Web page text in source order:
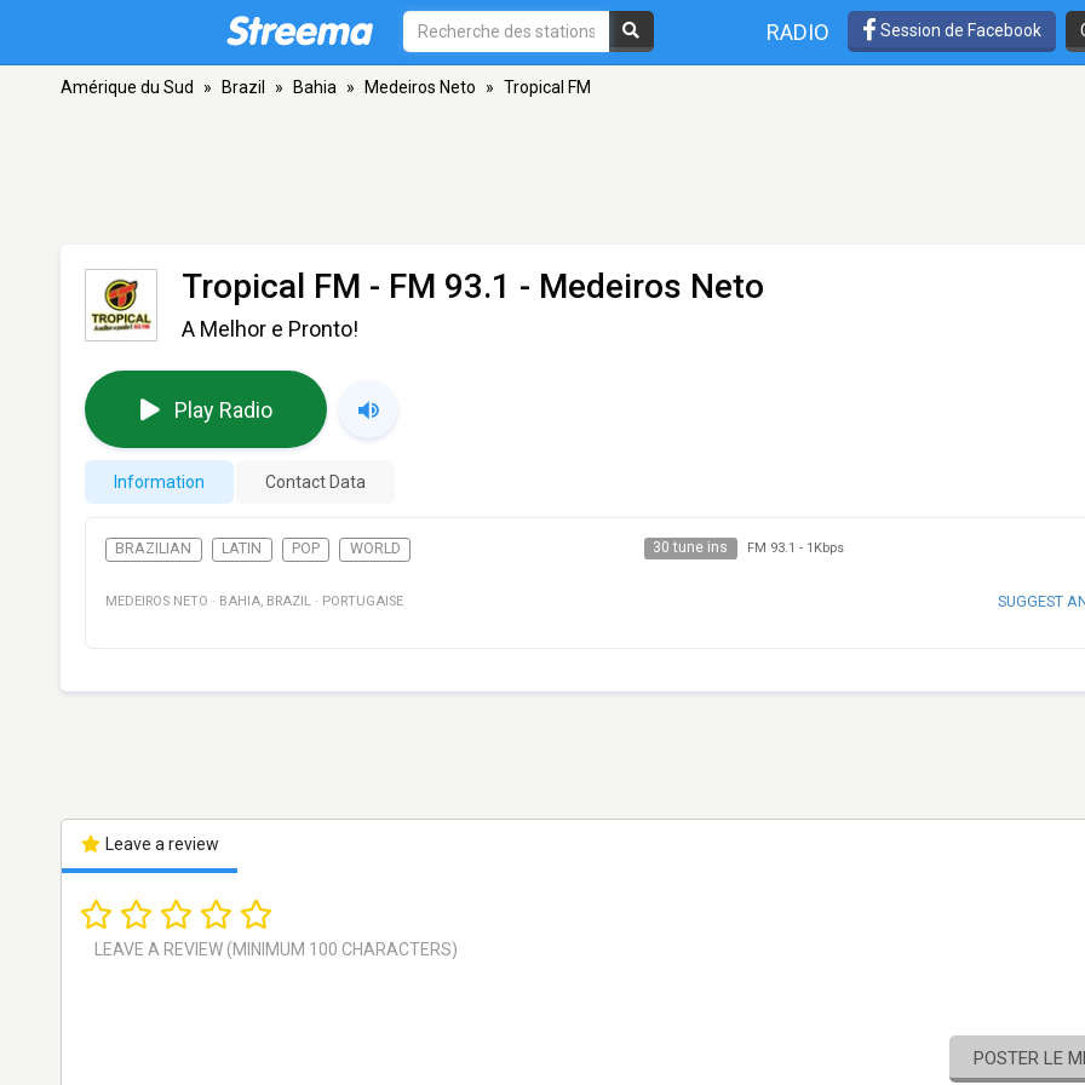
RADIO Session de Facebook
Amérique du Sud » Brazil » Bahia » Medeiros Neto » Tropical FM
Tropical FM - FM 93.1 - Medeiros Neto
A Melhor e Pronto!
Play Radio
Information Contact Data
BRAZILIAN LATIN POP WORLD 30 tune ins FM 93.1 - 1Kbps
MEDEIROS NETO · BAHIA, BRAZIL · PORTUGAISE SUGGEST
Leave a review
POSTER LE